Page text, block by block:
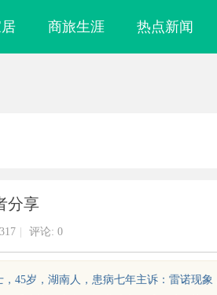
商旅生涯 热点新闻
分享
317 评论: 0
45岁，湖南人，患病七年主诉：雷诺现象